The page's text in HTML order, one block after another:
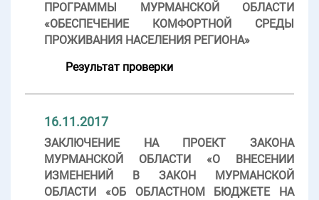
ПРОГРАММЫ МУРМАНСКОЙ ОБЛАСТИ
«ОБЕСПЕЧЕНИЕ КОМФОРТНОЙ СРЕДЫ
ПРОЖИВАНИЯ НАСЕЛЕНИЯ РЕГИОНА»
Результат проверки
16.11.2017
ЗАКЛЮЧЕНИЕ НА ПРОЕКТ ЗАКОНА
МУРМАНСКОЙ ОБЛАСТИ «О ВНЕСЕНИИ
ИЗМЕНЕНИЙ В ЗАКОН МУРМАНСКОЙ
ОБЛАСТИ «ОБ ОБЛАСТНОМ БЮДЖЕТЕ НА